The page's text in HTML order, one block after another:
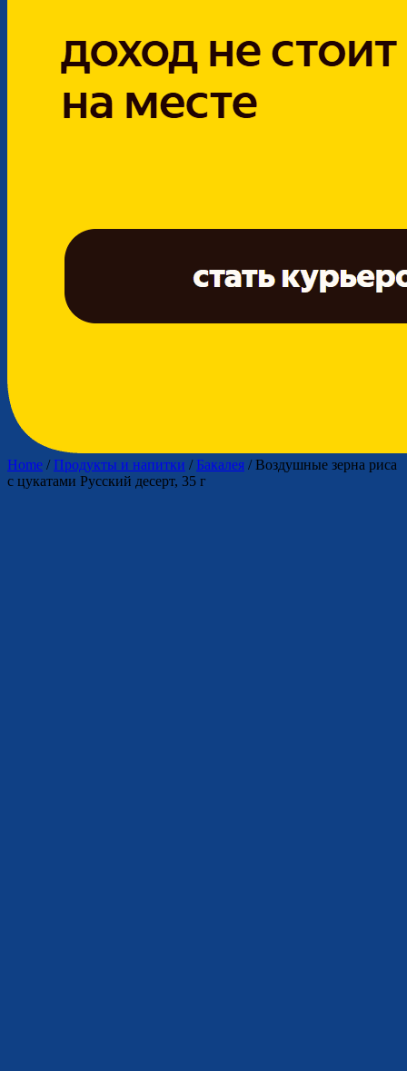
Home /Продукты и напитки / Бакалея / Воздушные зерна риса
с цукатами Русский десерт, 35 г